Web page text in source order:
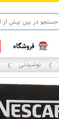
فروشگاه
❯ نوشیدنی ❯